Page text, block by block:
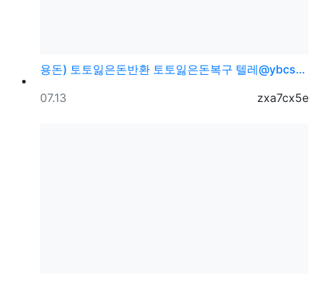
용돈) 토토잃은돈반환 토토잃은돈복구 텔레@ybcs24
등록자
zxa7cx5e
등록일
07.13